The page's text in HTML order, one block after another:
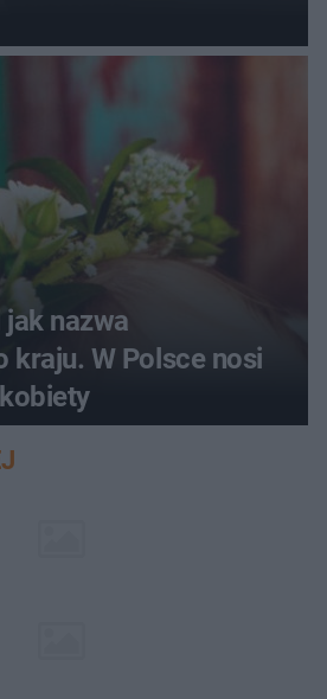
nazwa
kraju. W Polsce nosi